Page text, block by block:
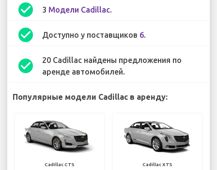
check_circle 3 Модели Cadillac.
check_circle Доступно у поставщиков 6.
check_circle
20 Cadillac найдены предложения по
аренде автомобилей.
Популярные модели Cadillac в аренду:
Cadillac CTS Cadillac XTS